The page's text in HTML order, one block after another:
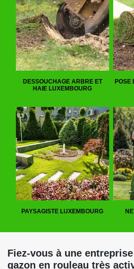
DESSOUCHAGE ARBRE ET
HAIE LUXEMBOURG
POSE
PAYSAGISTE LUXEMBOURG
Fiez-vous à une
gazon en rouleau très